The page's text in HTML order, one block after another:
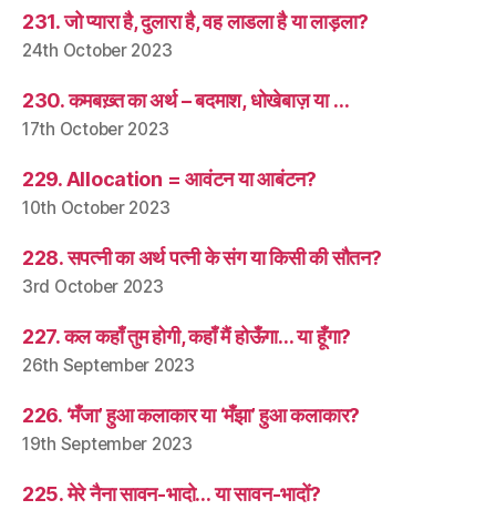
231. जो प्यारा है, दुलारा है, वह लाडला है या लाड़ला?
24th October 2023
230. कमबख़्त का अर्थ – बदमाश, धोखेबाज़ या …
17th October 2023
229. Allocation = आवंटन या आबंटन?
10th October 2023
228. सपत्नी का अर्थ पत्नी के संग या किसी की सौतन?
3rd October 2023
227. कल कहाँ तुम होगी, कहाँ मैं होऊँगा… या हूँगा?
26th September 2023
226. ‘मँजा’ हुआ कलाकार या ‘मँझा’ हुआ कलाकार?
19th September 2023
225. मेरे नैना सावन-भादो… या सावन-भादों?